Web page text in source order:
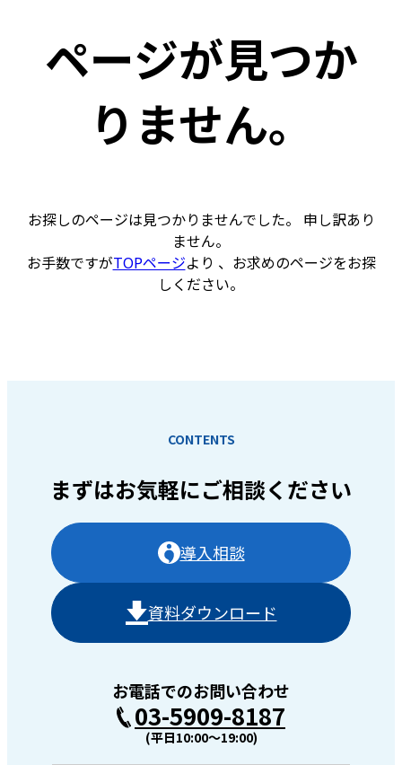
ページが見つか
りません。
お探しのページは見つかりませんでした。 申し訳あり
ません。
お手数ですがTOPページより 、お求めのページをお探
しください。
CONTENTS
まずはお気軽にご相談ください
導入相談
資料ダウンロード
お電話でのお問い合わせ
03-5909-8187
(平日10:00〜19:00)